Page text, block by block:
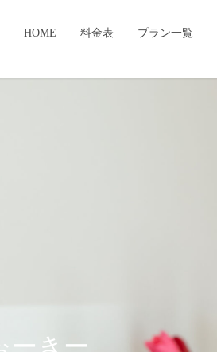
HOME 料金表 プラン一覧